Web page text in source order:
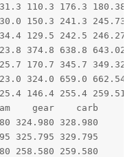
110.3 176.3 180.38
150.3 241.3 245.73
129.5 242.5 246.27
374.8 638.8 643.02
170.7 345.7 349.32
324.0 659.0 662.54
146.4 255.4 259.51
gear    carb
324.980 328.980
325.795 329.795
258.580 259.580